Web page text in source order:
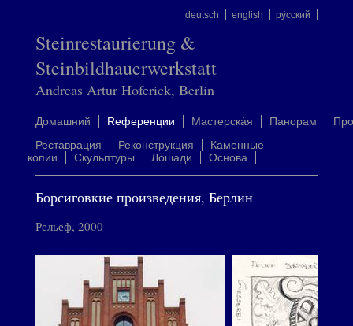
deutsch english ру́сский
Steinrestaurierung &
Steinbildhauerwerkstatt
Andreas Artur Hoferick, Berlin
Домашний Rеференции Mастерска́я Панорам
Реставрация
Реконструкция
Каменные
копии
Скульптуры Лошади Oснова
Борсиговкие произведения, Берлин
Рельеф, 2000